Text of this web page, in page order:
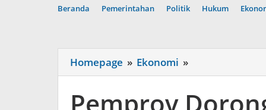
Beranda Pemerintahan Politik Hukum
Homepage » Ekonomi »
Dorong
Batu
Pemprov